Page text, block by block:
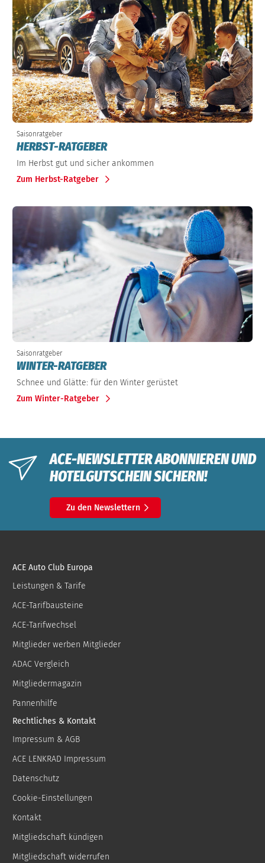
Saisonratgeber
HERBST-RATGEBER
Im Herbst gut und sicher ankommen
Zum Herbst-Ratgeber
Saisonratgeber
WINTER-RATGEBER
Schnee und Glätte: für den Winter gerüstet
Zum Winter-Ratgeber
ACE-NEWSLETTER ABONNIEREN UND
HOTELGUTSCHEIN SICHERN!
Zu den Newslettern
ACE Auto Club Europa
Leistungen & Tarife
ACE-Tarifbausteine
ACE-Tarifwechsel
Mitglieder werben Mitglieder
ADAC Vergleich
Mitgliedermagazin
Pannenhilfe
Rechtliches & Kontakt
Impressum & AGB
ACE LENKRAD Impressum
Datenschutz
Cookie-Einstellungen
Kontakt
Mitgliedschaft kündigen
Mitgliedschaft widerrufen